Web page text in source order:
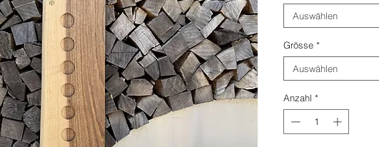
Auswählen
Grösse *
Auswählen
Anzahl *